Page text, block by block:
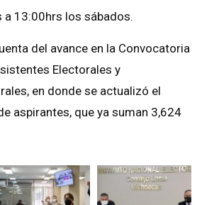
a 13:00hrs los sábados.
del avance en la Convocatoria
Electorales y
en donde se actualizó el
aspirantes, que ya suman 3,624